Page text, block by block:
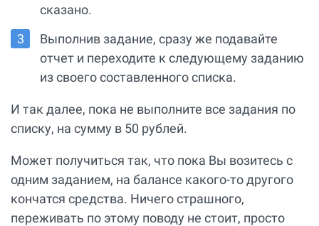
сказано.
Выполнив задание, сразу же подавайте
отчет и переходите к следующему заданию
из своего составленного списка.
И так далее, пока не выполните все задания по
списку, на сумму в 50 рублей.
Может получиться так, что пока Вы возитесь с
одним заданием, на балансе какого-то другого
кончатся средства. Ничего страшного,
переживать по этому поводу не стоит, просто